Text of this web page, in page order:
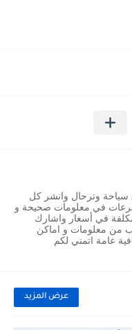
سياحة وترحال وانشر كل
في معلومات صحيحة و
في أسعار واشارك
من معلومات و اماكن
عامة اتمني لكم
عرض المزيد